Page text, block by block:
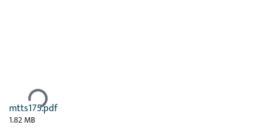
Ladataan...
mtts175.pdf
1.82 MB